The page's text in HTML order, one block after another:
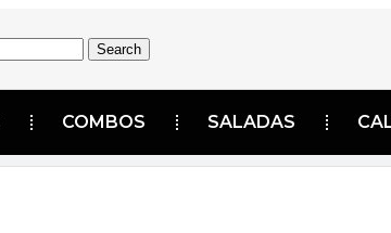
Search
COMBOS SALADAS